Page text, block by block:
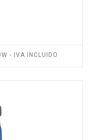
- IVA INCLUIDO